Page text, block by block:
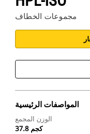
مجموعات الخطاف
المواصفات الرئيسية
الوزن المجمع
37.8 كجم